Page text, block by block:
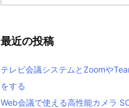
最近の投稿
テレビ会議システムとZoomや
をする
Web会議で使える高性能カメラ